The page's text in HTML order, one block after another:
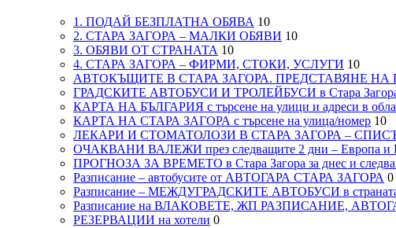
1. ПОДАЙ БЕЗПЛАТНА ОБЯВА 10
2. СТАРА ЗАГОРА – МАЛКИ ОБЯВИ 10
3. ОБЯВИ ОТ СТРАНАТА 10
4. СТАРА ЗАГОРА – ФИРМИ, СТОКИ, УСЛУГИ 10
АВТОКЪЩИТЕ В СТАРА ЗАГОРА. ПРЕДСТАВЯНЕ
ГРАДСКИТЕ АВТОБУСИ И ТРОЛЕЙБУСИ в Стара
КАРТА НА БЪЛГАРИЯ с търсене на улици и адреси в
КАРТА НА СТАРА ЗАГОРА с търсене на улица/номер 10
ЛЕКАРИ И СТОМАТОЛОЗИ В СТАРА ЗАГОРА –
ОЧАКВАНИ ВАЛЕЖИ през следващите 2 дни – Европа и
ПРОГНОЗА ЗА ВРЕМЕТО в Стара Загора за днес и
Разписание – автобусите от АВТОГАРА СТАРА ЗАГОРА 0
Разписание – МЕЖДУГРАДСКИТЕ АВТОБУСИ в
Разписание на ВЛАКОВЕТЕ, ЖП РАЗПИСАНИЕ,
РЕЗЕРВАЦИИ на хотели 0